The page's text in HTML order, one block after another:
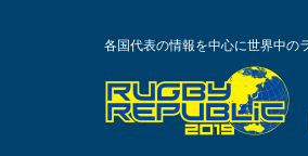
各国代表の情報を中心に世界中の